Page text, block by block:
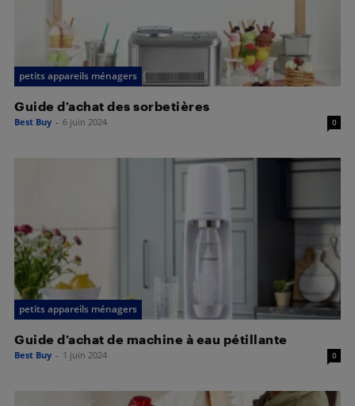
petits appareils ménagers
Guide d’achat des sorbetières
Best Buy - 6 juin 2024 0
petits appareils ménagers
Guide d’achat de machine à eau pétillante
Best Buy - 1 juin 2024 0